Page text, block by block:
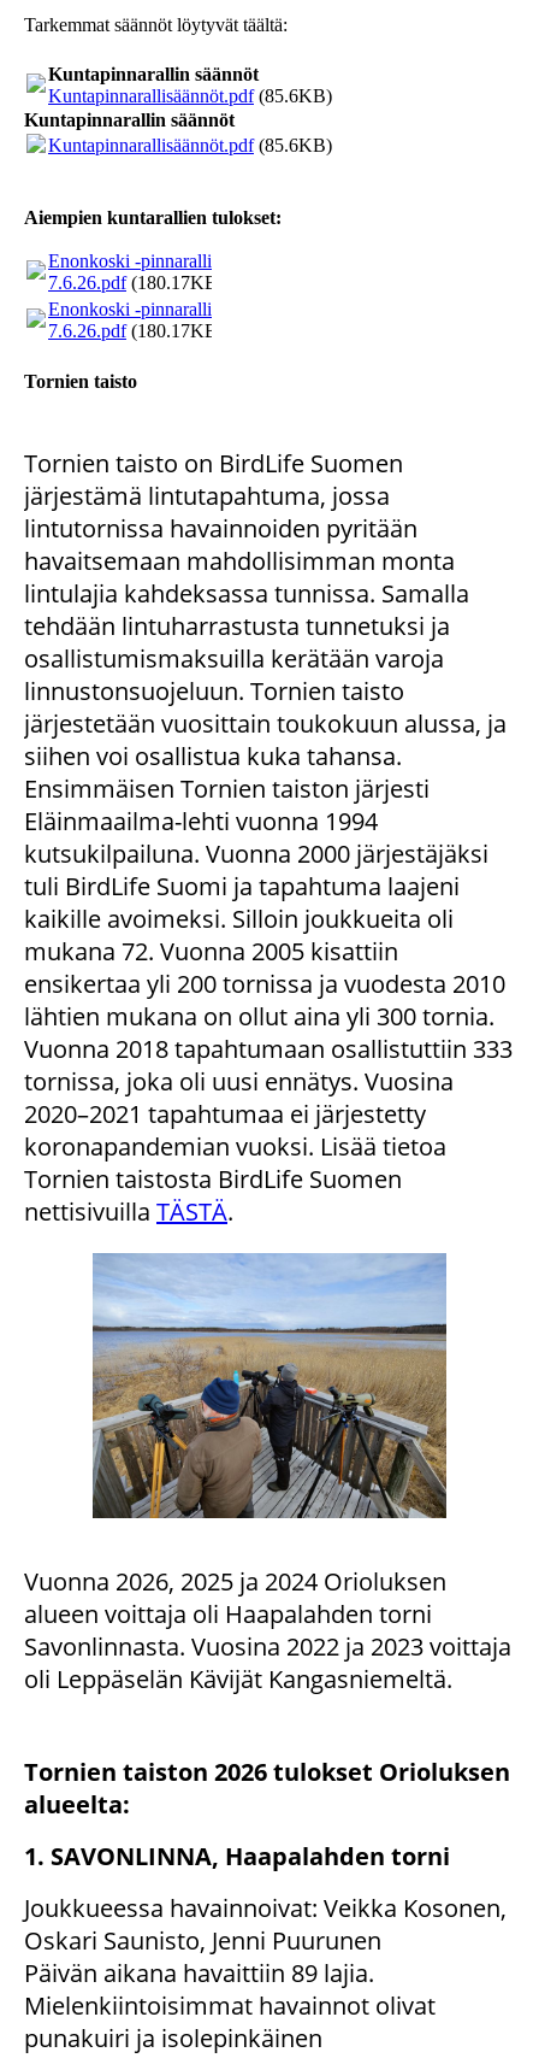
Tarkemmat säännöt löytyvät täältä:
Kuntapinnarallin säännöt
Kuntapinnarallisäännöt.pdf(85.6KB)
Kuntapinnarallin säännöt
Kuntapinnarallisäännöt.pdf(85.6KB)
Aiempien kuntarallien tulokset:
Enonkoski -pinnaralli
7.6.26.pdf(180.17KB)
Enonkoski -pinnaralli
7.6.26.pdf(180.17KB)
Tornien taisto
Tornien taisto on BirdLife Suomen
järjestämä lintutapahtuma, jossa
lintutornissa havainnoiden pyritään
havaitsemaan mahdollisimman monta
lintulajia kahdeksassa tunnissa. Samalla
tehdään lintuharrastusta tunnetuksi ja
osallistumismaksuilla kerätään varoja
linnustonsuojeluun. Tornien taisto
järjestetään vuosittain toukokuun alussa, ja
siihen voi osallistua kuka tahansa.
Ensimmäisen Tornien taiston järjesti
Eläinmaailma-lehti vuonna 1994
kutsukilpailuna. Vuonna 2000 järjestäjäksi
tuli BirdLife Suomi ja tapahtuma laajeni
kaikille avoimeksi. Silloin joukkueita oli
mukana 72. Vuonna 2005 kisattiin
ensikertaa yli 200 tornissa ja vuodesta 2010
lähtien mukana on ollut aina yli 300 tornia.
Vuonna 2018 tapahtumaan osallistuttiin 333
tornissa, joka oli uusi ennätys. Vuosina
2020–2021 tapahtumaa ei järjestetty
koronapandemian vuoksi. Lisää tietoa
Tornien taistosta BirdLife Suomen
nettisivuilla TÄSTÄ.
Vuonna 2026, 2025 ja 2024 Orioluksen
alueen voittaja oli Haapalahden torni
Savonlinnasta. Vuosina 2022 ja 2023 voittaja
oli Leppäselän Kävijät Kangasniemeltä.
Tornien taiston 2026 tulokset Orioluksen
alueelta:
1. SAVONLINNA, Haapalahden torni
Joukkueessa havainnoivat: Veikka Kosonen,
Oskari Saunisto, Jenni Puurunen
Päivän aikana havaittiin 89 lajia.
Mielenkiintoisimmat havainnot olivat
punakuiri ja isolepinkäinen